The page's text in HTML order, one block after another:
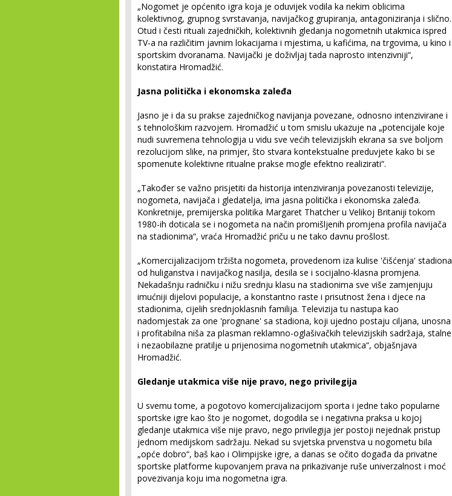
„Nogomet je općenito igra koja je oduvijek vodila ka nekim oblicima
kolektivnog, grupnog svrstavanja, navijačkog grupiranja, antagoniziranja i slično.
Otud i česti rituali zajedničkih, kolektivnih gledanja nogometnih utakmica ispred
TV-a na različitim javnim lokacijama i mjestima, u kafićima, na trgovima, u kino i
sportskim dvoranama. Navijački je doživljaj tada naprosto intenzivniji“,
konstatira Hromadžić.
Jasna politička i ekonomska zaleđa
Jasno je i da su prakse zajedničkog navijanja povezane, odnosno intenzivirane i
s tehnološkim razvojem. Hromadžić u tom smislu ukazuje na „potencijale koje
nudi suvremena tehnologija u vidu sve većih televizijskih ekrana sa sve boljom
rezolucijom slike, na primjer, što stvara kontekstualne preduvjete kako bi se
spomenute kolektivne ritualne prakse mogle efektno realizirati“.
„Također se važno prisjetiti da historija intenziviranja povezanosti televizije,
nogometa, navijača i gledatelja, ima jasna politička i ekonomska zaleđa.
Konkretnije, premijerska politika Margaret Thatcher u Velikoj Britaniji tokom
1980-ih doticala se i nogometa na način promišljenih promjena profila navijača
na stadionima“, vraća Hromadžić priču u ne tako davnu prošlost.
„Komercijalizacijom tržišta nogometa, provedenom iza kulise 'čišćenja' stadiona
od huliganstva i navijačkog nasilja, desila se i socijalno-klasna promjena.
Nekadašnju radničku i nižu srednju klasu na stadionima sve više zamjenjuju
imućniji dijelovi populacije, a konstantno raste i prisutnost žena i djece na
stadionima, cijelih srednjoklasnih familija. Televizija tu nastupa kao
nadomjestak za one 'prognane' sa stadiona, koji ujedno postaju ciljana, unosna
i profitabilna niša za plasman reklamno-oglašivačkih televizijskih sadržaja, stalne
i nezaobilazne pratilje u prijenosima nogometnih utakmica“, objašnjava
Hromadžić.
Gledanje utakmica više nije pravo, nego privilegija
U svemu tome, a pogotovo komercijalizacijom sporta i jedne tako popularne
sportske igre kao što je nogomet, dogodila se i negativna praksa u kojoj
gledanje utakmica više nije pravo, nego privilegija jer postoji nejednak pristup
jednom medijskom sadržaju. Nekad su svjetska prvenstva u nogometu bila
„opće dobro“, baš kao i Olimpijske igre, a danas se očito događa da privatne
sportske platforme kupovanjem prava na prikazivanje ruše univerzalnost i moć
povezivanja koju ima nogometna igra.